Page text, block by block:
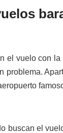
el vuelo con
buscan el